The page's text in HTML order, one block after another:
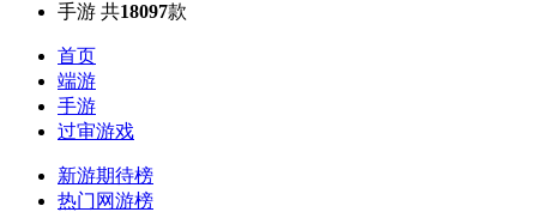
手游 共18097款
首页
端游
手游
过审游戏
新游期待榜
热门网游榜